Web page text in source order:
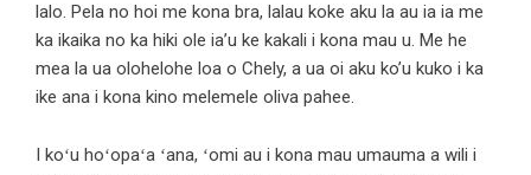
lalo. Pela no hoi me kona bra, lalau koke aku la au ia ia me
ka ikaika no ka hiki ole ia’u ke kakali i kona mau u. Me he
mea la ua olohelohe loa o Chely, a ua oi aku ko’u kuko i ka
ike ana i kona kino melemele oliva pahee.
I koʻu hoʻopaʻa ʻana, ʻomi au i kona mau umauma a wili i